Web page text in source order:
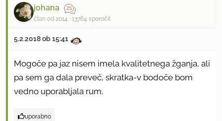
johana
član od 2014 13764 sporočil
5.2.2018 ob 15:41
Mogoče pa jaz nisem imela kvalitetnega žganja, ali
pa sem ga dala preveč, skratka-v bodoče bom
vedno uporabljala rum.
uporabno